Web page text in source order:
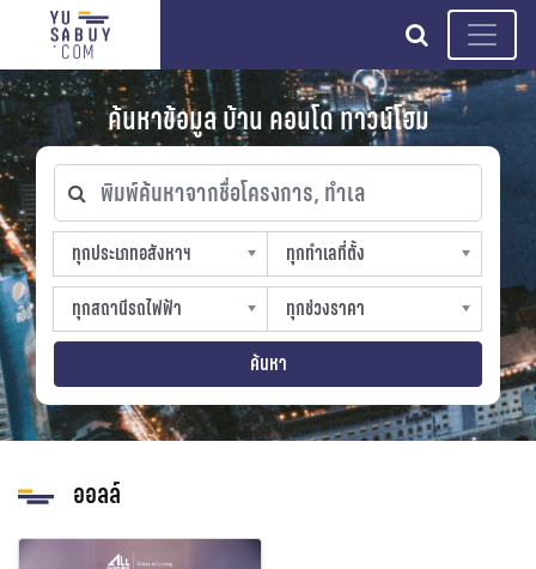
search
ค้นหาข้อมูล บ้าน คอนโด ทาวน์โฮม
พิมพ์ค้นหาจากชื่อโครงการ, ทำเล
ทุกประเภทอสังหาฯ
ทุกประเภทอสังหาฯ
sproperty
ทุกทำเลที่ตั้ง
ทุกทำเลที่ตั้ง
slocation
ทุกสถานีรถไฟฟ้า
ทุกสถานีรถไฟฟ้า
strain-station
ทุกช่วงราคา
ทุกช่วงราคา
sprice
ค้นหา
ออลล์